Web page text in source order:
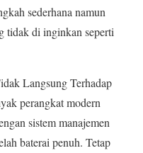
sederhana namun
tidak di inginkan seperti
Langsung Terhadap
perangkat modern
sistem manajemen
baterai penuh. Tetap